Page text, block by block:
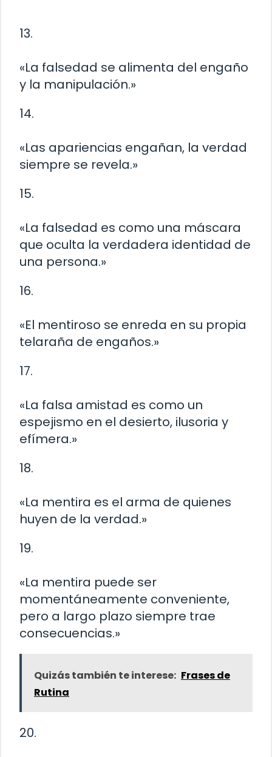
13.
«La falsedad se alimenta del engaño
y la manipulación.»
14.
«Las apariencias engañan, la verdad
siempre se revela.»
15.
«La falsedad es como una máscara
que oculta la verdadera identidad de
una persona.»
16.
«El mentiroso se enreda en su propia
telaraña de engaños.»
17.
«La falsa amistad es como un
espejismo en el desierto, ilusoria y
efímera.»
18.
«La mentira es el arma de quienes
huyen de la verdad.»
19.
«La mentira puede ser
momentáneamente conveniente,
pero a largo plazo siempre trae
consecuencias.»
Quizás también te interese: Frases de
Rutina
20.